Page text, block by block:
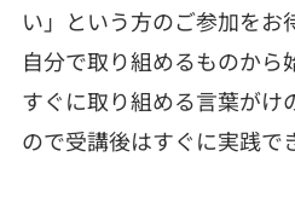
い」という方のご参加をお
自分で取り組めるものから
すぐに取り組める言葉がけ
ので受講後はすぐに実践で